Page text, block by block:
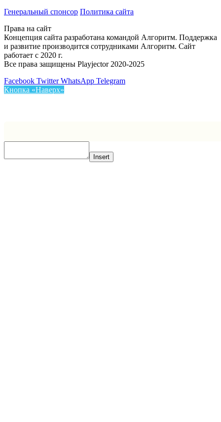
Генеральный спонсор Политика сайта
Права на сайт
Концепция сайта разработана командой Алгоритм. Поддержка
и развитие производится сотрудниками Алгоритм. Сайт
работает с 2020 г.
Все права защищены Playjector 2020-2025
Facebook Twitter WhatsApp Telegram
Кнопка «Наверх»
Insert